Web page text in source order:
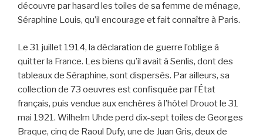
découvre par hasard les toiles de sa femme de ménage,
Séraphine Louis, qu’il encourage et fait connaître à Paris.
Le 31 juillet 1914, la déclaration de guerre l’oblige à
quitter la France. Les biens qu’il avait à Senlis, dont des
tableaux de Séraphine, sont dispersés. Par ailleurs, sa
collection de 73 oeuvres est confisquée par l’État
français, puis vendue aux enchères à l’hôtel Drouot le 31
mai 1921. Wilhelm Uhde perd dix-sept toiles de Georges
Braque, cinq de Raoul Dufy, une de Juan Gris, deux de